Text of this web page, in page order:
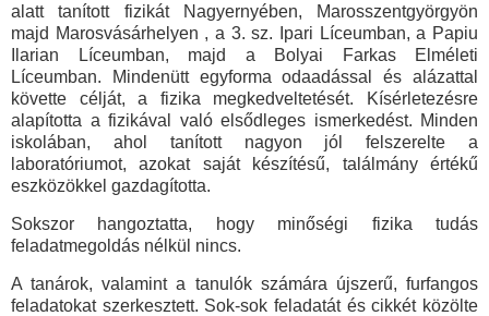
alatt tanított fizikát Nagyernyében, Marosszentgyörgyön
majd Marosvásárhelyen , a 3. sz. Ipari Líceumban, a Papiu
Ilarian Líceumban, majd a Bolyai Farkas Elméleti
Líceumban. Mindenütt egyforma odaadással és alázattal
követte célját, a fizika megkedveltetését. Kísérletezésre
alapította a fizikával való elsődleges ismerkedést. Minden
iskolában, ahol tanított nagyon jól felszerelte a
laboratóriumot, azokat saját készítésű, találmány értékű
eszközökkel gazdagította.
Sokszor hangoztatta, hogy minőségi fizika tudás
feladatmegoldás nélkül nincs.
A tanárok, valamint a tanulók számára újszerű, furfangos
feladatokat szerkesztett. Sok-sok feladatát és cikkét közölte